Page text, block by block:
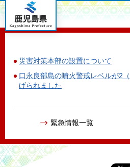
鹿児島県
災害対策本部の設置について
口永良部島の噴火警戒レベルが2
げられました
緊急情報一覧